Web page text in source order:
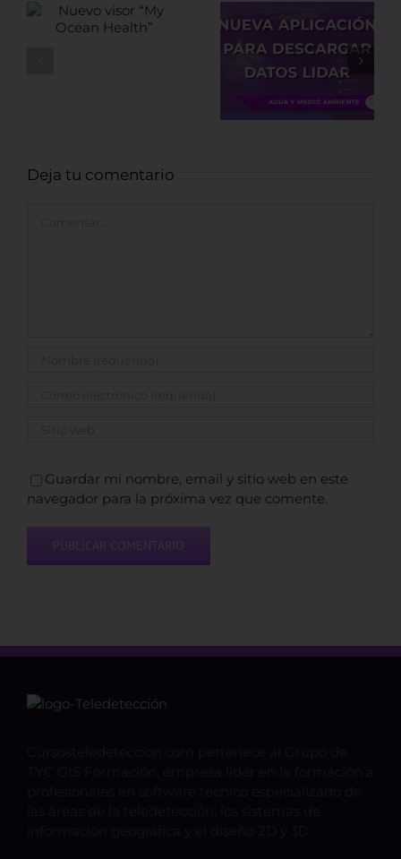
Fuentes de
datos LiDAR de
recursos
Arqueológicos
Deja tu comentario
Guardar mi nombre, email y sitio web en este
navegador para la próxima vez que comente.